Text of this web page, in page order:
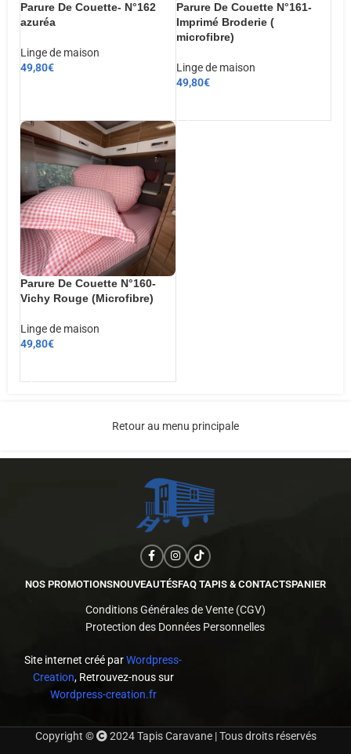
Parure De Couette- N°162
azuréa
Linge de maison
49,80€
Parure De Couette N°161-
Imprimé Broderie (
microfibre)
Linge de maison
49,80€
Parure De Couette N°160-
Vichy Rouge (Microfibre)
Linge de maison
49,80€
Retour au menu principale
NOS PROMOTIONSNOUVEAUTÉSFAQ TAPIS & CONTACTSPANIER
Conditions Générales de Vente (CGV)
Protection des Données Personnelles
Site internet créé parWordpress-
Creation, Retrouvez-nous sur
Wordpress-creation.fr
Copyright © 2024 Tapis Caravane | Tous droits réservés